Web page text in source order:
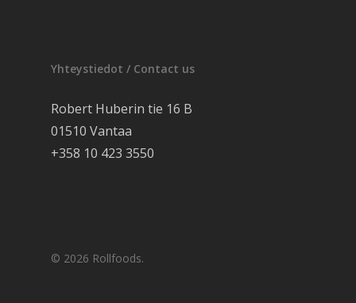
Yhteystiedot / Contact us
Robert Huberin tie 16 B
01510 Vantaa
+358 10 423 3550
© 2026 Rollfoods.